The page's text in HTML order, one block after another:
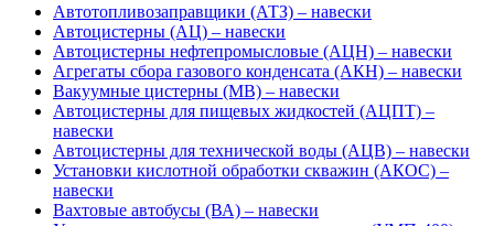
Автотопливозаправщики (АТЗ) – навески
Автоцистерны (АЦ) – навески
Автоцистерны нефтепромысловые (АЦН) – навески
Агрегаты сбора газового конденсата (АКН) – навески
Вакуумные цистерны (МВ) – навески
Автоцистерны для пищевых жидкостей (АЦПТ) –
навески
Автоцистерны для технической воды (АЦВ) – навески
Установки кислотной обработки скважин (АКОС) –
навески
Вахтовые автобусы (ВА) – навески